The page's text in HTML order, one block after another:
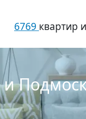
6769 квартир и